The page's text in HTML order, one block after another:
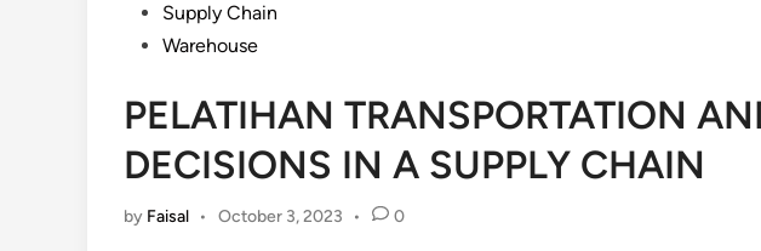
Supply Chain
Warehouse
PELATIHAN TRANSPORTATION
DECISIONS IN A SUPPLY CHAIN
by Faisal • October 3, 2023 • 0